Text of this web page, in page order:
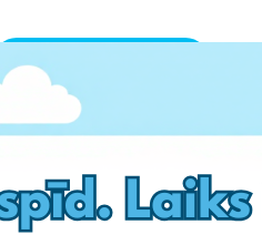
Apmeklē veikalu